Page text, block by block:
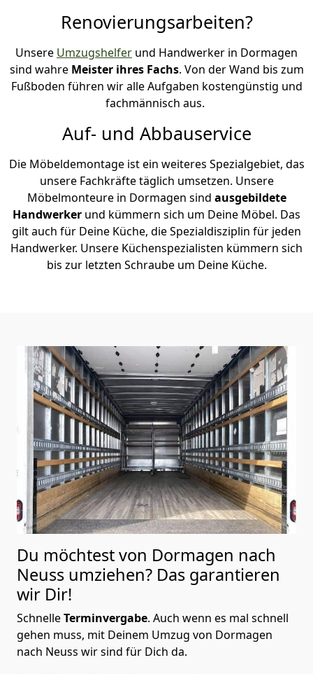
Renovierungsarbeiten?
Unsere Umzugshelfer und Handwerker in Dormagen
sind wahre Meister ihres Fachs. Von der Wand bis zum
Fußboden führen wir alle Aufgaben kostengünstig und
fachmännisch aus.
Auf- und Abbauservice
Die Möbeldemontage ist ein weiteres Spezialgebiet, das
unsere Fachkräfte täglich umsetzen. Unsere
Möbelmonteure in Dormagen sind ausgebildete
Handwerker und kümmern sich um Deine Möbel. Das
gilt auch für Deine Küche, die Spezialdisziplin für jeden
Handwerker. Unsere Küchenspezialisten kümmern sich
bis zur letzten Schraube um Deine Küche.
Du möchtest von Dormagen nach
Neuss umziehen? Das garantieren
wir Dir!
SchnelleTerminvergabe. Auch wenn es mal schnell
gehen muss, mit Deinem Umzug von Dormagen
nach Neuss wir sind für Dich da.